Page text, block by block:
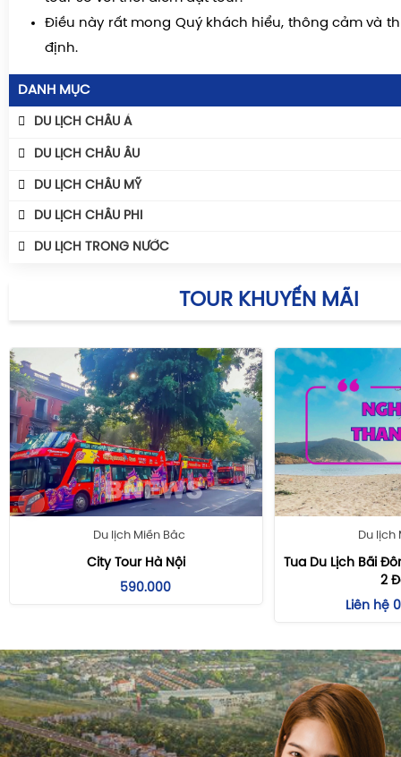
Điều này rất mong Quý khách hiểu, thông cảm và
định.
DANH MỤC
DU LỊCH CHÂU Á
Tour Móng Cái - Đông Hưng
Tour Du Lịch Bali
Tour Trùng Khánh - Thành Đô - Cửu Trại Câu
Tour Trương Gia Giới
Tour Mông Cổ
Tour Lệ Giang - Shangri La
Tour Côn Minh - Đại Lý - Lệ Giang
Tour Đài Loan
Tour Bắc Kinh - Thượng Hải
Tour Hongkong - Thâm Quyến - Quảng Châu
Tour Hongkong Mono
Tour Du Lịch Malaysia
Tour Du Lịch Hàn Quốc
Tour Dubai - Abu Dhabi
Tour Du Lịch Thổ Nhĩ Kỳ
Du Lịch Phượng Hoàng Cổ Trấn
DU LỊCH CHÂU ÂU
Tour Nam Âu
Tour Bắc Âu
DU LỊCH CHÂU MỸ
DU LỊCH CHÂU PHI
DU LỊCH TRONG NƯỚC
Team Buiding
TOUR KHUYẾN MÃI
Du lịch Miền Bắc
City Tour Hà Nội
590.000
Du lịch
Tua Du Lịch Bãi
2
Liên hệ